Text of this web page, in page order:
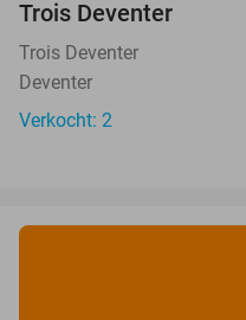
TODAY
Trois Deventer
Trois Deventer
Deventer
Verkocht: 2